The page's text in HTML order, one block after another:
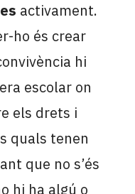
activament.
ho és crear
hi
escolar on
els drets i
quals tenen
que no s’és
hi ha algú o